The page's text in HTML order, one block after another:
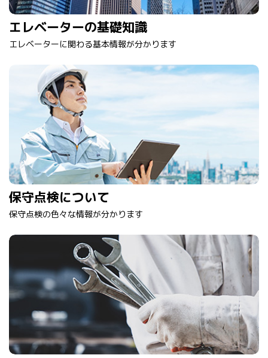
エレベーターの基礎知識
エレベーターに関わる基本情報が分かります
保守点検について
保守点検の色々な情報が分かります